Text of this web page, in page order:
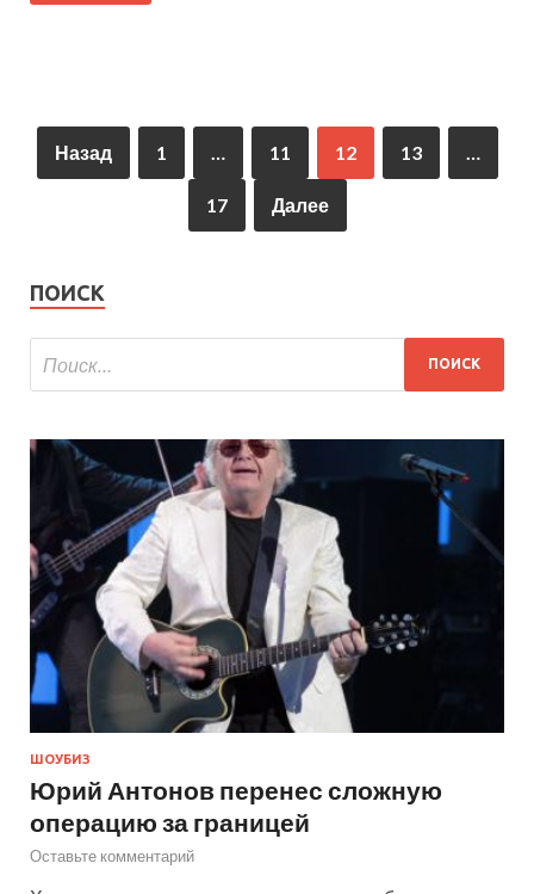
Назад 1 … 11 12 13 …
17 Далее
ПОИСК
ШОУБИЗ
Юрий Антонов перенес сложную
операцию за границей
Оставьте комментарий